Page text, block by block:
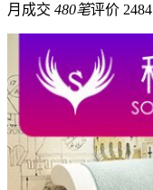
月成交 480笔评价 2484